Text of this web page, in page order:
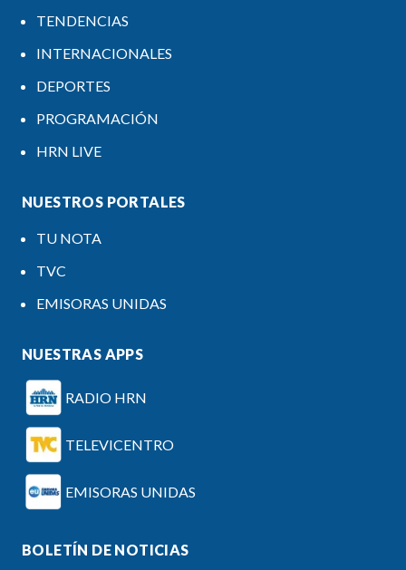
TENDENCIAS
INTERNACIONALES
DEPORTES
PROGRAMACIÓN
HRN LIVE
NUESTROS PORTALES
TU NOTA
TVC
EMISORAS UNIDAS
NUESTRAS APPS
RADIO HRN
TELEVICENTRO
EMISORAS UNIDAS
BOLETÍN DE NOTICIAS